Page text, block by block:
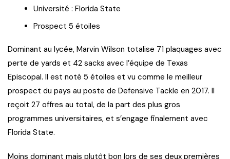
Université : Florida State
Prospect 5 étoiles
Dominant au lycée, Marvin Wilson totalise 71 plaquages avec
perte de yards et 42 sacks avec l’équipe de Texas
Episcopal. Il est noté 5 étoiles et vu comme le meilleur
prospect du pays au poste de Defensive Tackle en 2017. Il
reçoit 27 offres au total, de la part des plus gros
programmes universitaires, et s’engage finalement avec
Florida State.
Moins dominant mais plutôt bon lors de ses deux premières